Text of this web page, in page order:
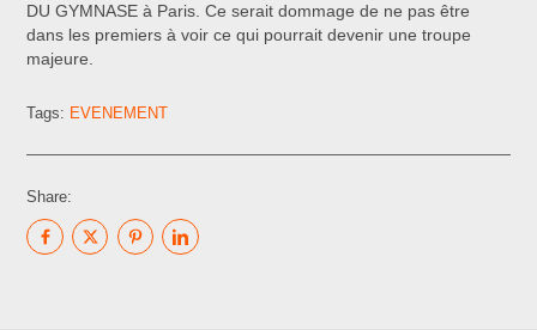
DU GYMNASE à Paris. Ce serait dommage de ne pas être
dans les premiers à voir ce qui pourrait devenir une troupe
majeure.
Tags: EVENEMENT
Share: